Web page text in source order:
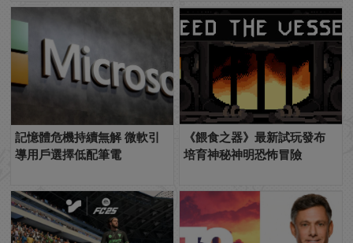
記憶體危機持續無解 微軟引
導用戶選擇低配筆電
《餵食之器》最新試玩發布
培育神秘神明恐怖冒險